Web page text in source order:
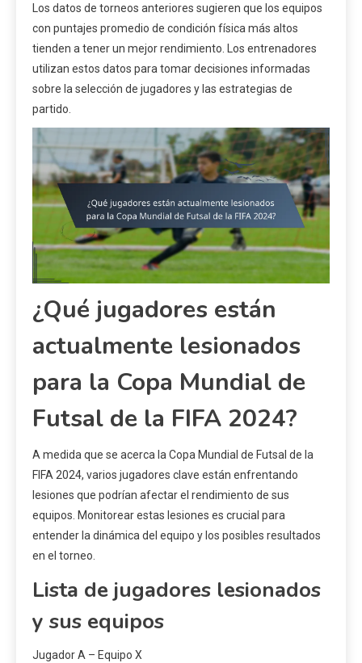
Los datos de torneos anteriores sugieren que los equipos
con puntajes promedio de condición física más altos
tienden a tener un mejor rendimiento. Los entrenadores
utilizan estos datos para tomar decisiones informadas
sobre la selección de jugadores y las estrategias de
partido.
¿Qué jugadores están
actualmente lesionados
para la Copa Mundial de
Futsal de la FIFA 2024?
A medida que se acerca la Copa Mundial de Futsal de la
FIFA 2024, varios jugadores clave están enfrentando
lesiones que podrían afectar el rendimiento de sus
equipos. Monitorear estas lesiones es crucial para
entender la dinámica del equipo y los posibles resultados
en el torneo.
Lista de jugadores lesionados
y sus equipos
Jugador A – Equipo X